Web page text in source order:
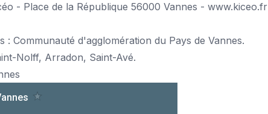
- Place de la République 56000 Vannes - www.kiceo.fr
: Communauté d'agglomération du Pays de Vannes.
Nolff, Arradon, Saint-Avé.